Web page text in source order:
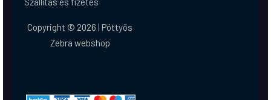
Copyright © 2026 | Pöttyös
Zebra webshop